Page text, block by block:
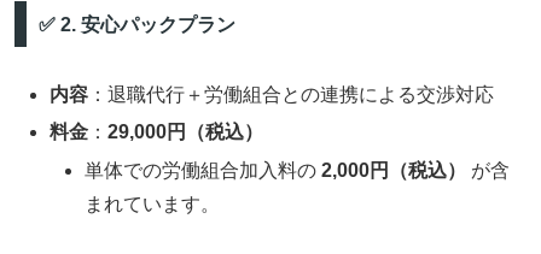
✅ 2. 安心パックプラン
内容 ：退職代行＋労働組合との連携による交渉対応
料金 ：29,000円（税込）
単体での労働組合加入料の2,000円（税込）
が含
まれています。